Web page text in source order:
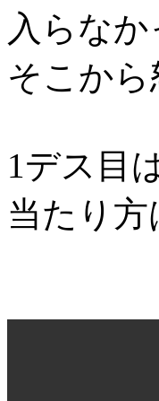
入らな
そこか
1デス目
当たり